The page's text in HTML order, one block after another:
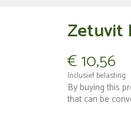
Zetuvit
€ 10,56
Inclusief belasting
By buying this
that can be